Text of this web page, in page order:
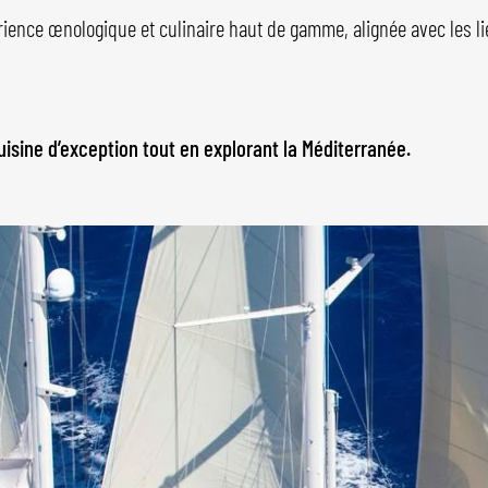
œnologique et culinaire haut de gamme, alignée avec
d’exception tout en explorant la Méditerranée.